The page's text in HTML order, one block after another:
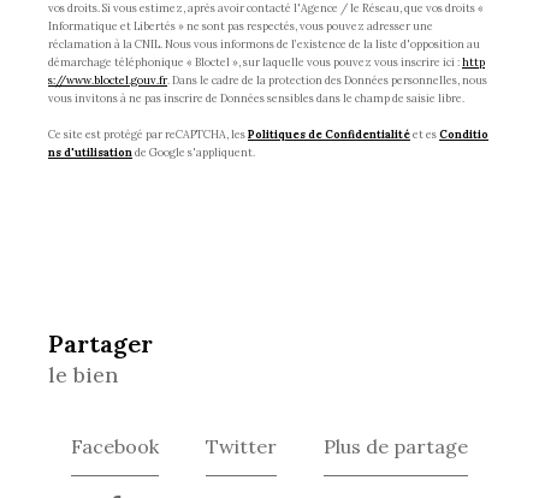
vos droits. Si vous estimez, après avoir contacté l'Agence / le Réseau, que vos droits «
Informatique et Libertés » ne sont pas respectés, vous pouvez adresser une
réclamation à la CNIL. Nous vous informons de l’existence de la liste d'opposition au
démarchage téléphonique « Bloctel », sur laquelle vous pouvez vous inscrire ici :http
s://www.bloctel.gouv.fr. Dans le cadre de la protection des Données personnelles, nous
vous invitons à ne pas inscrire de Données sensibles dans le champ de saisie libre.
Ce site est protégé par reCAPTCHA, lesPolitiques de Confidentialitéet esConditio
ns d'utilisationde Google s'appliquent.
partager
le bien
Facebook Twitter Plus de partage